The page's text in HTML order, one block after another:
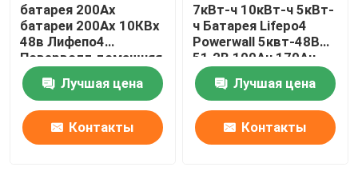
батарея 200Ах
батареи 200Ах 10КВх
48в Лифепо4
Поверволл домашняя
Лучшая цена
Контакты
7кВт-ч 10кВт-ч 5кВт-
ч Батарея Lifepo4
Powerwall 5квт-48В
51.2В 100Ач 170Ач
230Ач 200Ач
Лучшая цена
Контакты